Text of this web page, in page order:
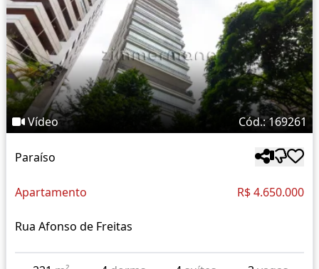
Vídeo Cód.: 169261
Paraíso
Apartamento R$ 4.650.000
Rua Afonso de Freitas